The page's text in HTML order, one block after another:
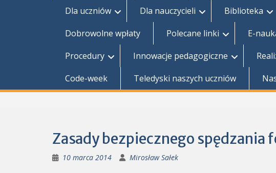
Dla uczniów
Dla nauczycieli Biblioteka
Dobrowolne wpłaty
Polecane linki E-
Procedury
Innowacje pedagogiczne
Code-week
Teledyski naszych uczniów
Zasady bezpiecznego spędzania
10 marca 2014 Mirosław Sałek